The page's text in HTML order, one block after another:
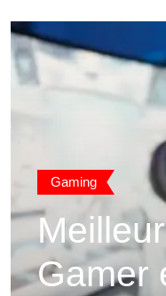
Gaming
Gamer